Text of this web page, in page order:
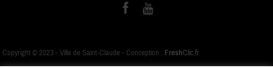
Copyright © 2023 - Ville de Saint-Claude - Conception : FreshClic.fr